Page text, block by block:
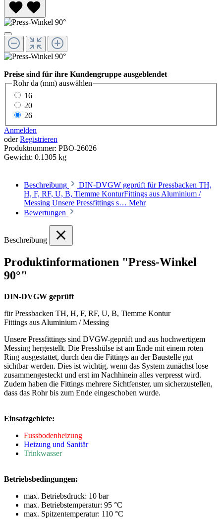
Preise sind für ihre Kundengruppe ausgeblendet
Rohr da (mm) auswählen
16
20
26
Anmelden
oderRegistrieren
Produktnummer: PBO-26026
Gewicht: 0.1305 kg
Beschreibung
DIN-DVGW geprüft für Pressbacken TH,
H, F, RF, U, B, Tiemme KonturFittings aus Aluminium /
Messing Unsere Pressfittings s… Mehr
Bewertungen
Beschreibung
Produktinformationen "Press-Winkel
90°"
DIN-DVGW geprüft
für Pressbacken TH, H, F, RF, U, B, Tiemme Kontur
Fittings aus Aluminium / Messing
Unsere Pressfittings sind DVGW-geprüft und aus hochwertigem
Messing hergestellt. Die Presshülse ist am Ende mit einem roten
Ring ausgestattet, durch den die Fittings an der Baustelle gut
sichtbar werden. Dies ist wichtig, wenn das System zunächst lose
zusammengesteckt und erst im Nachhinein alles verpresst wird.
Zudem haben die Fittings mehrere Sichtfenster, um sicherzustellen,
dass das Rohr bis zum Ende eingeschoben wurde.
Einsatzgebiete:
Fussbodenheizung
Heizung und Sanitär
Trinkwasser
Betriebsbedingungen:
max. Betriebsdruck: 10 bar
max. Betriebstemperatur: 95 °C
max. Spitzentemperatur: 110 °C